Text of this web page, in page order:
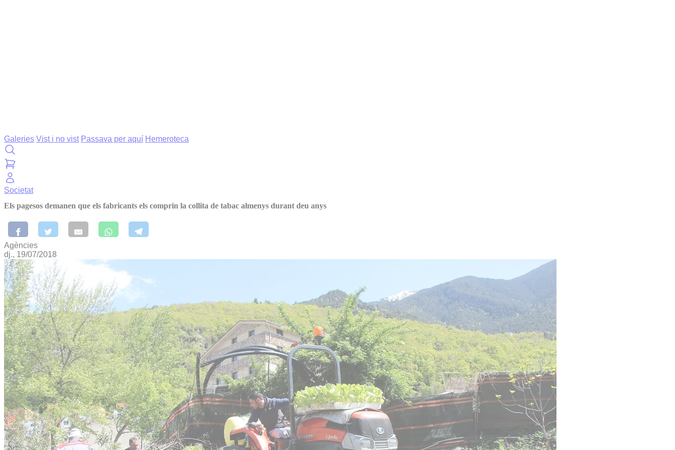
Galeries Vist i no vist Passava per aquí Hemeroteca
Societat
Els pagesos demanen que els fabricants els comprin la collita de tabac almenys durant deu anys
Agències
dj., 19/07/2018